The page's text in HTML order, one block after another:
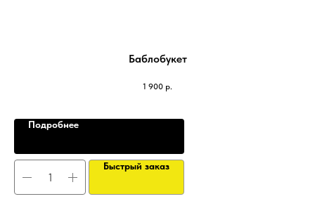
Баблобукет
1 900 р.
Подробнее
Быстрый заказ